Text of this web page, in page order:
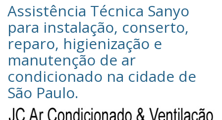
Assistência Técnica Sanyo‎
para instalação, conserto,
reparo, higienização e
manutenção de ar
condicionado na cidade de
São Paulo.